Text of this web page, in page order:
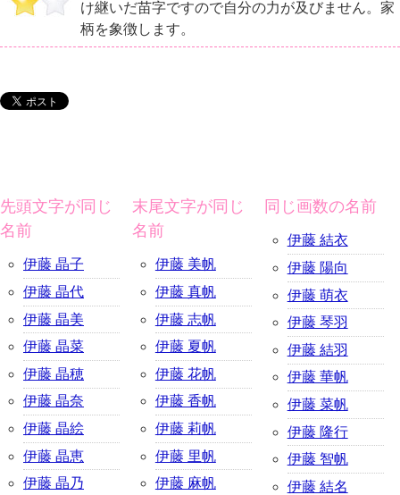
け継いだ苗字ですので自分の力が及びません。家
柄を象徴します。
先頭文字が同じ
名前
伊藤 晶子
伊藤 晶代
伊藤 晶美
伊藤 晶菜
伊藤 晶穂
伊藤 晶奈
伊藤 晶絵
伊藤 晶恵
伊藤 晶乃
末尾文字が同じ
名前
伊藤 美帆
伊藤 真帆
伊藤 志帆
伊藤 夏帆
伊藤 花帆
伊藤 香帆
伊藤 莉帆
伊藤 里帆
伊藤 麻帆
同じ画数の名前
伊藤 結衣
伊藤 陽向
伊藤 萌衣
伊藤 琴羽
伊藤 結羽
伊藤 華帆
伊藤 菜帆
伊藤 隆行
伊藤 智帆
伊藤 結名